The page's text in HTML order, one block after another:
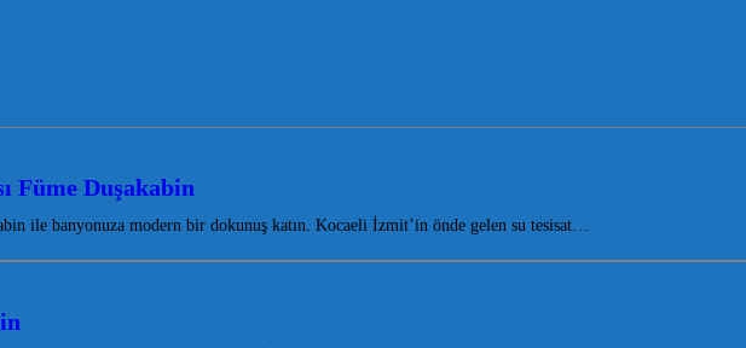
Füme Duşakabin
ile banyonuza modern bir dokunuş katın. Kocaeli İzmit’in önde gelen su tesisat…